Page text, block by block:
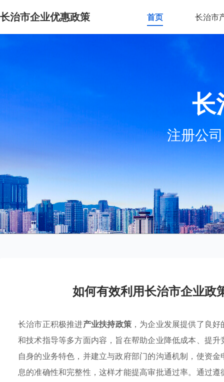
长治市企业优惠政策 首页 长治市
长
注册公
如何有效利用长治市企业政
长治市正积极推进产业扶持政策，为企业发展提供了良
和技术指导等多方面内容，旨在帮助企业降低成本、提
自身的业务特色，并建立与政府部门的沟通机制，使资
息的准确性和完整性，这样才能提高审批通过率。通过